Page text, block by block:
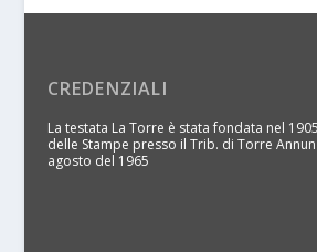
CREDENZIALI
La testata La Torre è stata fondata nel
delle Stampe presso il Trib. di Torre
agosto del 1965